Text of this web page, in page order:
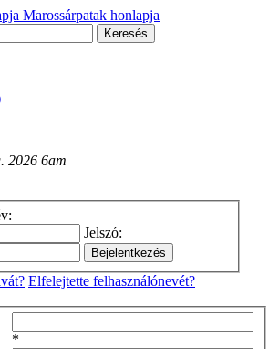
Marossárpatak honlapja
Keresés
2026 6am
Jelszó:
Elfelejtette felhasználónevét?
*